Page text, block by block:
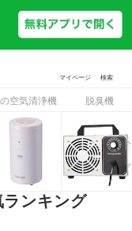
マイページ 検索
空気清浄機 脱臭機
ンキング